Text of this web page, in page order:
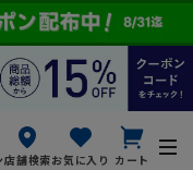
店舗検索お気に入り カート